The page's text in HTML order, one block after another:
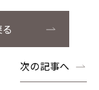
次の記事へ